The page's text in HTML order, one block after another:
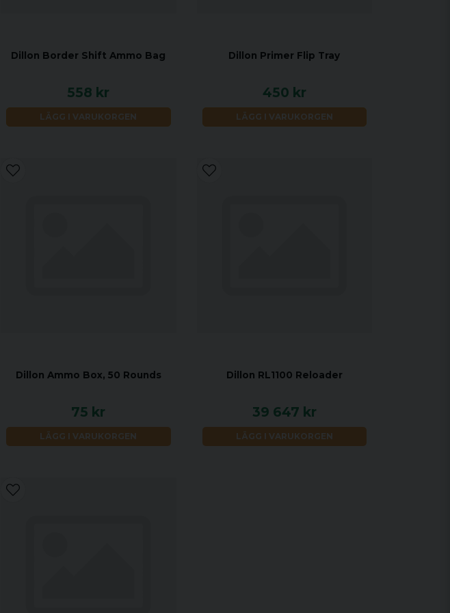
Dillon Border Shift Ammo Bag
558 kr
LÄGG I VARUKORGEN
Dillon Primer Flip Tray
450 kr
LÄGG I VARUKORGEN
Dillon Ammo Box, 50 Rounds
75 kr
LÄGG I VARUKORGEN
Dillon RL1100 Reloader
39 647 kr
LÄGG I VARUKORGEN